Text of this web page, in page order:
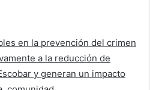
en la prevención del crimen
a la reducción de
y generan un impacto